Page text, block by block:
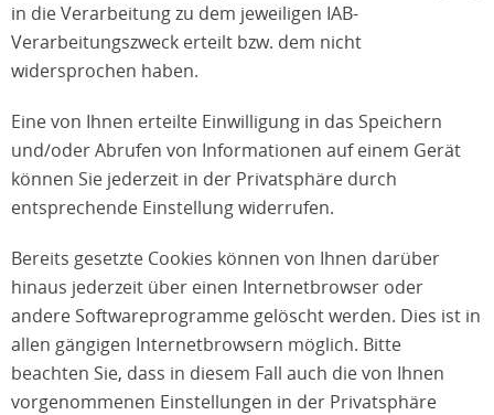
in die Verarbeitung zu dem jeweiligen IAB-
Verarbeitungszweck erteilt bzw. dem nicht
widersprochen haben.
Eine von Ihnen erteilte Einwilligung in das Speichern
und/oder Abrufen von Informationen auf einem Gerät
können Sie jederzeit in der Privatsphäre durch
entsprechende Einstellung widerrufen.
Bereits gesetzte Cookies können von Ihnen darüber
hinaus jederzeit über einen Internetbrowser oder
andere Softwareprogramme gelöscht werden. Dies ist in
allen gängigen Internetbrowsern möglich. Bitte
beachten Sie, dass in diesem Fall auch die von Ihnen
vorgenommenen Einstellungen in der Privatsphäre